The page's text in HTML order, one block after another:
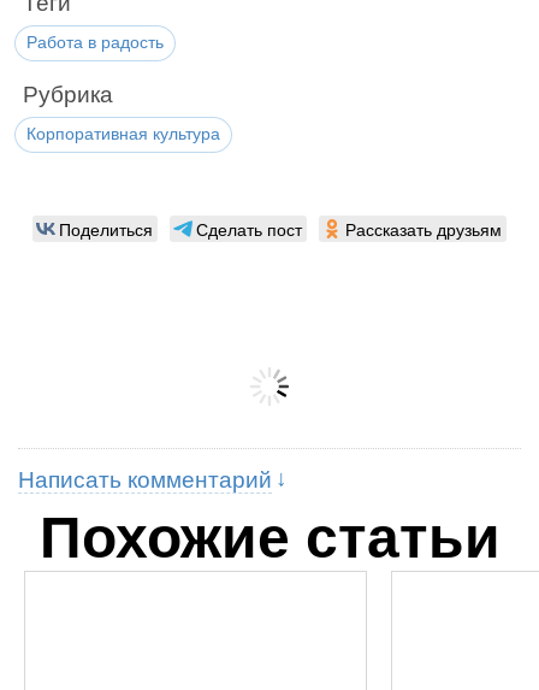
Работа в радость
Рубрика
Корпоративная культура
Поделиться Сделать пост Рассказать друзьям
Написать комментарий
Похожие статьи